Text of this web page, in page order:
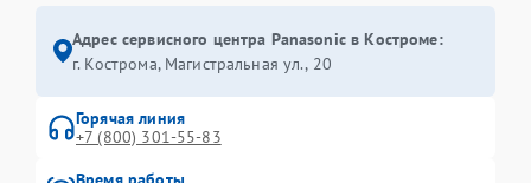
Адрес сервисного центра Panasonic в Костроме:
г. Кострома, Магистральная ул., 20
Горячая линия
+7 (800) 301-55-83